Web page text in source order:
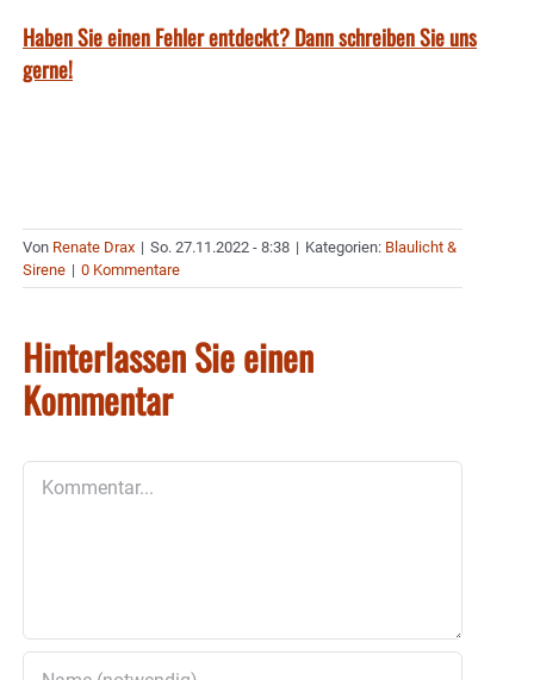
Haben Sie einen Fehler entdeckt? Dann schreiben Sie uns
gerne!
Von Renate Drax | So. 27.11.2022 - 8:38 | Kategorien: Blaulicht &
Sirene | 0 Kommentare
Hinterlassen Sie einen
Kommentar